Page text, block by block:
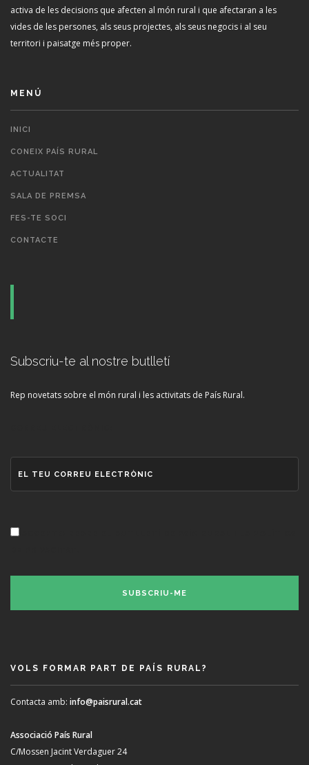
activa de les decisions que afecten al món rural i que afectaran a les
vides de les persones, als seus projectes, als seus negocis i al seu
territori i paisatge més proper.
MENÚ
INICI
CONEIX PAÍS RURAL
ACTUALITAT
SALA DE PREMSA
FES-TE SOCI
CONTACTE
Subscriu-te al nostre butlletí
Rep novetats sobre el món rural i les activitats de País Rural.
VOLS FORMAR PART DE PAÍS RURAL?
Contacta amb: info@paisrural.cat
Associació País Rural
C/Mossen Jacint Verdaguer 24